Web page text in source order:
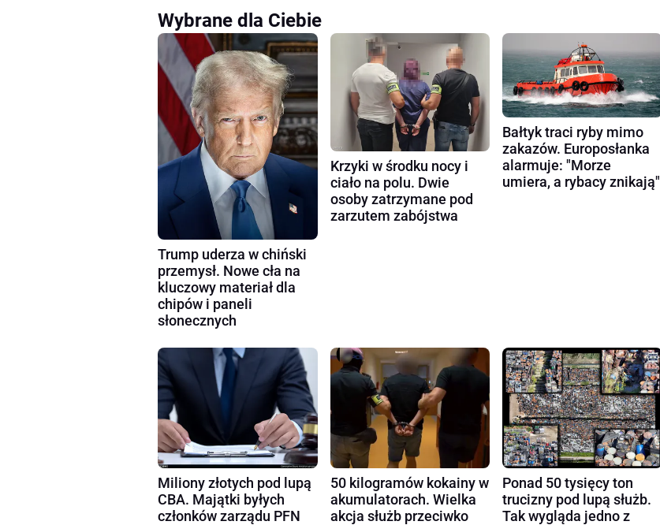
Wybrane dla Ciebie
Trump uderza w chiński
przemysł. Nowe cła na
kluczowy materiał dla
chipów i paneli
słonecznych
Krzyki w środku nocy i
ciało na polu. Dwie
osoby zatrzymane pod
zarzutem zabójstwa
Bałtyk traci ryby mimo
zakazów. Europosłanka
alarmuje: "Morze
umiera, a rybacy znikają"
Miliony złotych pod lupą
CBA. Majątki byłych
członków zarządu PFN
50 kilogramów kokainy w
akumulatorach. Wielka
akcja służb przeciwko
Ponad 50 tysięcy ton
trucizny pod lupą służb.
Tak wygląda jedno z